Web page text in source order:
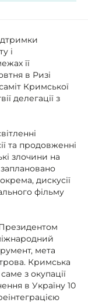
і
її
в Ризі
Кримської
делегації з
та продовженні
злочини на
дискусії
фільму
мета
Кримська
з окупації
в Україну 10